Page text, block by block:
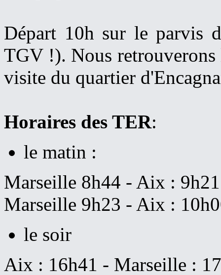
Départ 10h sur le parvis
TGV !). Nous retrouverons
visite du quartier
Horaires des TER:
le matin :
Marseille 8h44 - Aix : 9h21
Marseille 9h23 - Aix :
le soir
Aix : 16h41 - Marseille :